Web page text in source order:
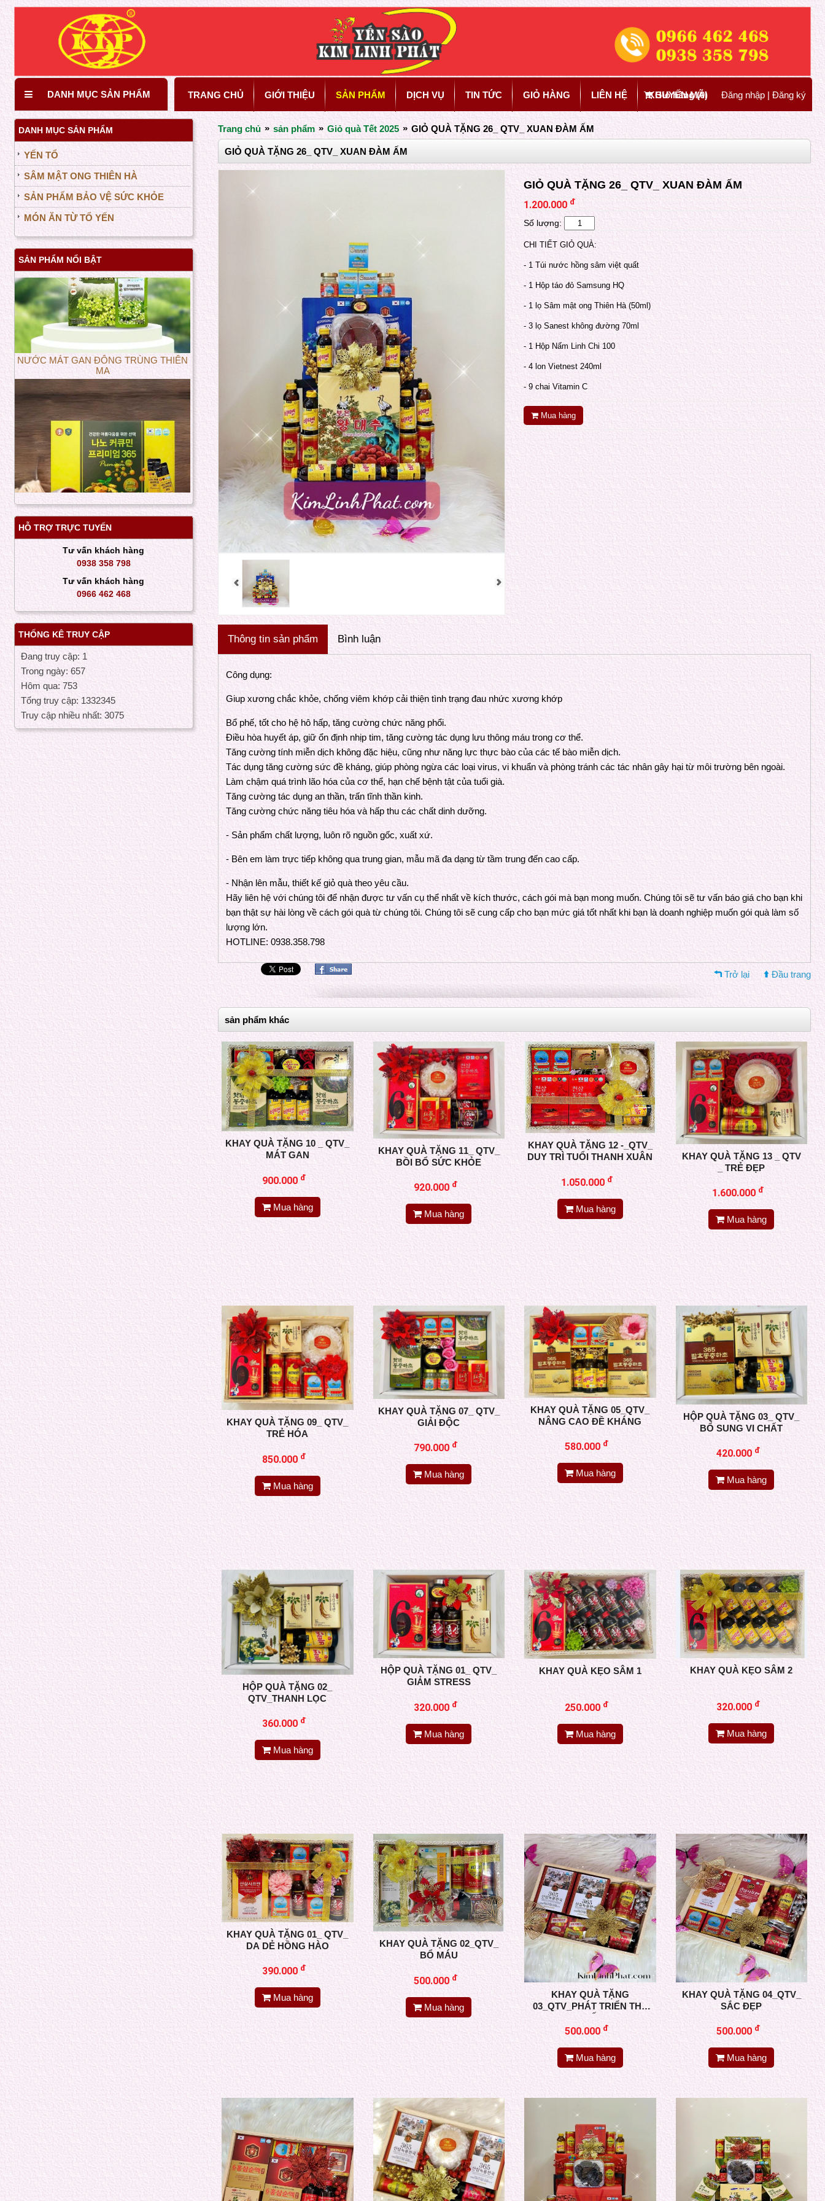
DANH MỤC SẢN PHẨM TRANG CHỦ GIỚI THIỆU SẢN PHẨM DỊCH VỤ TIN TỨC GIỎ HÀNG LIÊN HỆ KHUYẾN MÃI
Giỏ hàng (0) Đăng nhập| Đăng ký
DANH MỤC SẢN PHẨM
YẾN TỔ
SÂM MẬT ONG THIÊN HÀ
SẢN PHẨM BẢO VỆ SỨC KHỎE
MÓN ĂN TỪ TỔ YẾN
SẢN PHẨM NỔI BẬT
NƯỚC MÁT GAN ĐÔNG TRÙNG THIÊN
NANO CURCUMIN PREMIUM 365 - Tinh
hoa Nghệ vàng Hàn Quốc
NƯỚC COLLAGEN PREMIUM NMN 1500
SÂM MẬT ONG B50ML
NƯỚC MÁT GAN ĐÔNG TRÙNG THIÊN
MA
NANO CURCUMIN PREMIUM 365 - Tinh
hoa Nghệ vàng Hàn Quốc
NƯỚC COLLAGEN PREMIUM NMN 1500
HỖ TRỢ TRỰC TUYẾN
Tư vấn khách hàng
0938 358 798
Tư vấn khách hàng
0966 462 468
THỐNG KÊ TRUY CẬP
Đang truy cập: 1
Trong ngày: 657
Hôm qua: 753
Tổng truy cập: 1332345
Truy cập nhiều nhất: 3075
Trang chủ » sản phẩm » Giỏ quà Tết 2025 » GIỎ QUÀ TẶNG 26_ QTV_ XUAN ĐÀM ẤM
GIỎ QUÀ TẶNG 26_ QTV_ XUAN ĐÀM ẤM
GIỎ QUÀ TẶNG 26_ QTV_ XUAN ĐÀM ẤM
1.200.000 đ
Số lượng:
CHI TIẾT GIỎ QUÀ:
- 1 Túi nước hồng sâm việt quất
- 1 Hộp táo đỏ Samsung HQ
- 1 lọ Sâm mật ong Thiên Hà (50ml)
- 3 lọ Sanest không đường 70ml
- 1 Hộp Nấm Linh Chi 100
- 4 lon Vietnest 240ml
- 9 chai Vitamin C
Mua hàng
Thông tin sản phẩm Bình luận
Công dụng:
Giup xương chắc khỏe, chống viêm khớp cải thiện tình trạng đau nhức xương khớp
Bổ phế, tốt cho hệ hô hấp, tăng cường chức năng phổi.
Điều hòa huyết áp, giữ ổn định nhịp tim, tăng cường tác dụng lưu thông máu trong cơ thể.
Tăng cường tính miễn dịch không đặc hiệu, cũng như năng lực thực bào của các tế bào miễn dịch.
Tác dụng tăng cường sức đề kháng, giúp phòng ngừa các loại virus, vi khuẩn và phòng tránh các tác nhân gây hại từ môi trường bên ngoài.
Làm chậm quá trình lão hóa của cơ thể, hạn chế bệnh tật của tuổi già.
Tăng cường tác dụng an thần, trấn tĩnh thần kinh.
Tăng cường chức năng tiêu hóa và hấp thu các chất dinh dưỡng.
- Sản phẩm chất lượng, luôn rõ nguồn gốc, xuất xứ.
- Bên em làm trực tiếp không qua trung gian, mẫu mã đa dạng từ tầm trung đến cao cấp.
- Nhận lên mẫu, thiết kế giỏ quà theo yêu cầu.
Hãy liên hệ với chúng tôi để nhận được tư vấn cụ thể nhất về kích thước, cách gói mà bạn mong muốn. Chúng tôi sẽ tư vấn báo giá cho bạn khi
bạn thật sự hài lòng về cách gói quà từ chúng tôi. Chúng tôi sẽ cung cấp cho bạn mức giá tốt nhất khi bạn là doanh nghiệp muốn gói quà làm số
lượng lớn.
HOTLINE: 0938.358.798
Trở lại Đầu trang
sản phẩm khác
KHAY QUÀ TẶNG 10 _ QTV_
MÁT GAN
900.000 đ
Mua hàng
KHAY QUÀ TẶNG 11_ QTV_
BỒI BỔ SỨC KHỎE
920.000 đ
Mua hàng
KHAY QUÀ TẶNG 12 -_QTV_
DUY TRÌ TUỔI THANH XUÂN
1.050.000 đ
Mua hàng
KHAY QUÀ TẶNG 13 _ QTV
_ TRẺ ĐẸP
1.600.000 đ
Mua hàng
KHAY QUÀ TẶNG 09_ QTV_
TRẺ HÓA
850.000 đ
Mua hàng
KHAY QUÀ TẶNG 07_ QTV_
GIẢI ĐỘC
790.000 đ
Mua hàng
KHAY QUÀ TẶNG 05_QTV_
NÂNG CAO ĐỀ KHÁNG
580.000 đ
Mua hàng
HỘP QUÀ TẶNG 03_ QTV_
BỔ SUNG VI CHẤT
420.000 đ
Mua hàng
HỘP QUÀ TẶNG 02_
QTV_THANH LỌC
360.000 đ
Mua hàng
HỘP QUÀ TẶNG 01_ QTV_
GIẢM STRESS
320.000 đ
Mua hàng
KHAY QUÀ KẸO SÂM 1
250.000đ
Mua hàng
KHAY QUÀ KẸO SÂM 2
320.000 đ
Mua hàng
KHAY QUÀ TẶNG 01_ QTV_
DA DẺ HỒNG HÀO
390.000 đ
Mua hàng
KHAY QUÀ TẶNG 02_QTV_
BỔ MÁU
500.000 đ
Mua hàng
KHAY QUÀ TẶNG
03_QTV_PHÁT TRIỂN THỂ
CHẤT
500.000đ
Mua hàng
KHAY QUÀ TẶNG 04_QTV_
SẮC ĐẸP
500.000 đ
Mua hàng